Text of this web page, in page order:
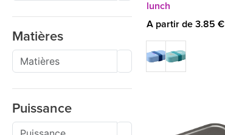
Matières
Puissance
lunch
A partir de 3.85 €